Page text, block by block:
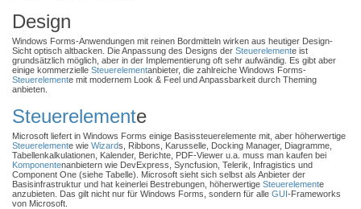
Design
Windows Forms-Anwendungen mit reinen Bordmitteln wirken aus heutiger Design-
Sicht optisch altbacken. Die Anpassung des Designs der Steuerelemente ist
grundsätzlich möglich, aber in der Implementierung oft sehr aufwändig. Es gibt aber
einige kommerzielle Steuerelementanbieter, die zahlreiche Windows Forms-
Steuerelemente mit modernem Look & Feel und Anpassbarkeit durch Theming
anbieten.
Steuerelemente
Microsoft liefert in Windows Forms einige Basissteuerelemente mit, aber höherwertige
Steuerelemente wie Wizards, Ribbons, Karusselle, Docking Manager, Diagramme,
Tabellenkalkulationen, Kalender, Berichte, PDF-Viewer u.a. muss man kaufen bei
Komponentenanbietern wie DevExpress, Syncfusion, Telerik, Infragistics und
Component One (siehe Tabelle). Microsoft sieht sich selbst als Anbieter der
Basisinfrastruktur und hat keinerlei Bestrebungen, höherwertige Steuerelemente
anzubieten. Das gilt nicht nur für Windows Forms, sondern für alle GUI-Frameworks
von Microsoft.